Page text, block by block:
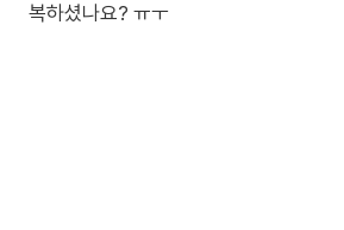
복하셨나요? ㅠㅜ